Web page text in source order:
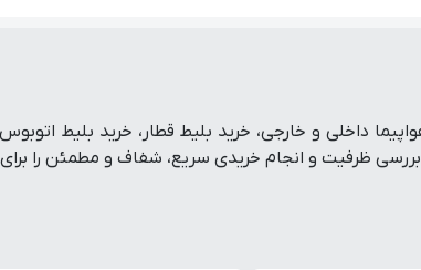
صنعت گردشگری، امکان خرید بلیط هواپیما داخلی و خارجی، خرید بلیط قطار،
ظرفیت و انجام خریدی سریع، شفاف و مطمئن را برای